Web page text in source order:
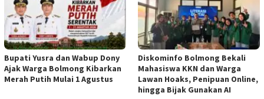
Bupati Yusra dan Wabup Dony
Ajak Warga Bolmong Kibarkan
Merah Putih Mulai 1 Agustus
Diskominfo Bolmong Bekali
Mahasiswa KKN dan Warga
Lawan Hoaks, Penipuan Online,
hingga Bijak Gunakan AI